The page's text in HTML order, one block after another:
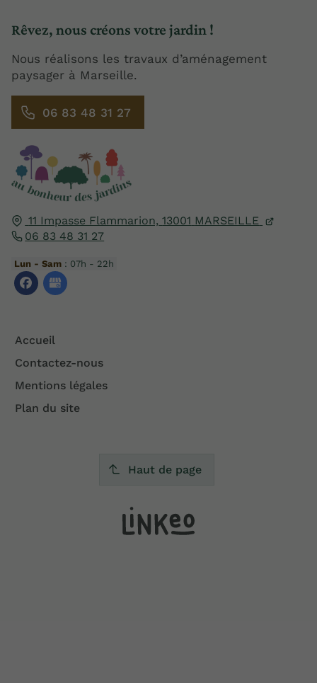
11 Impasse Flammarion, 13001 MARSEILLE
06 83 48 31 27
Lun - Sam : 07h - 22h
Accueil
Contactez-nous
Mentions légales
Plan du site
Rêvez, nous créons votre jardin !
Nous réalisons les travaux d’aménagement
paysager à Marseille.
06 83 48 31 27
Haut de page